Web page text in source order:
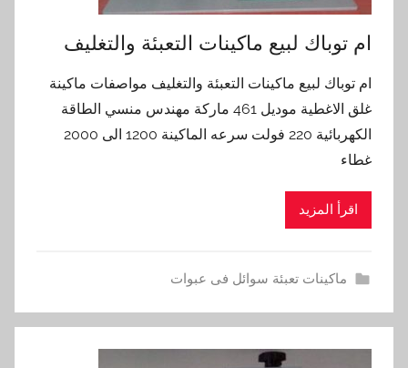
ام توباك لبيع ماكينات التعبئة والتغليف
ام توباك لبيع ماكينات التعبئة والتغليف مواصفات ماكينة
غلق الاغطية موديل 461 ماركة مهندس منسي الطاقة
الكهربائية 220 فولت سرعه الماكينة 1200 الى 2000
غطاء
اقرأ المزيد
ماكينات تعبئة سوائل فى عبوات